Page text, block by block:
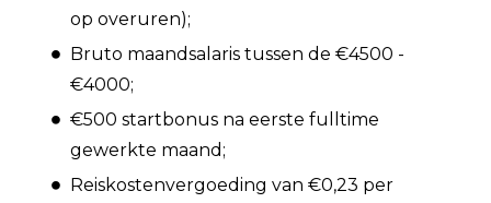
op overuren);
Bruto maandsalaris tussen de €4500 -
€4000;
€500 startbonus na eerste fulltime
gewerkte maand;
Reiskostenvergoeding van €0,23 per